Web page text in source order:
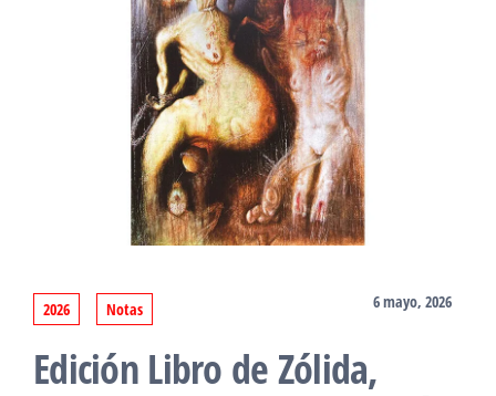
2026 Notas 6 mayo, 2026
Edición Libro de Zólida,